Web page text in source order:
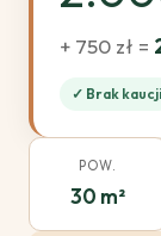
+ 750 zł =
✓ Brak kaucji
POW.
30 m²